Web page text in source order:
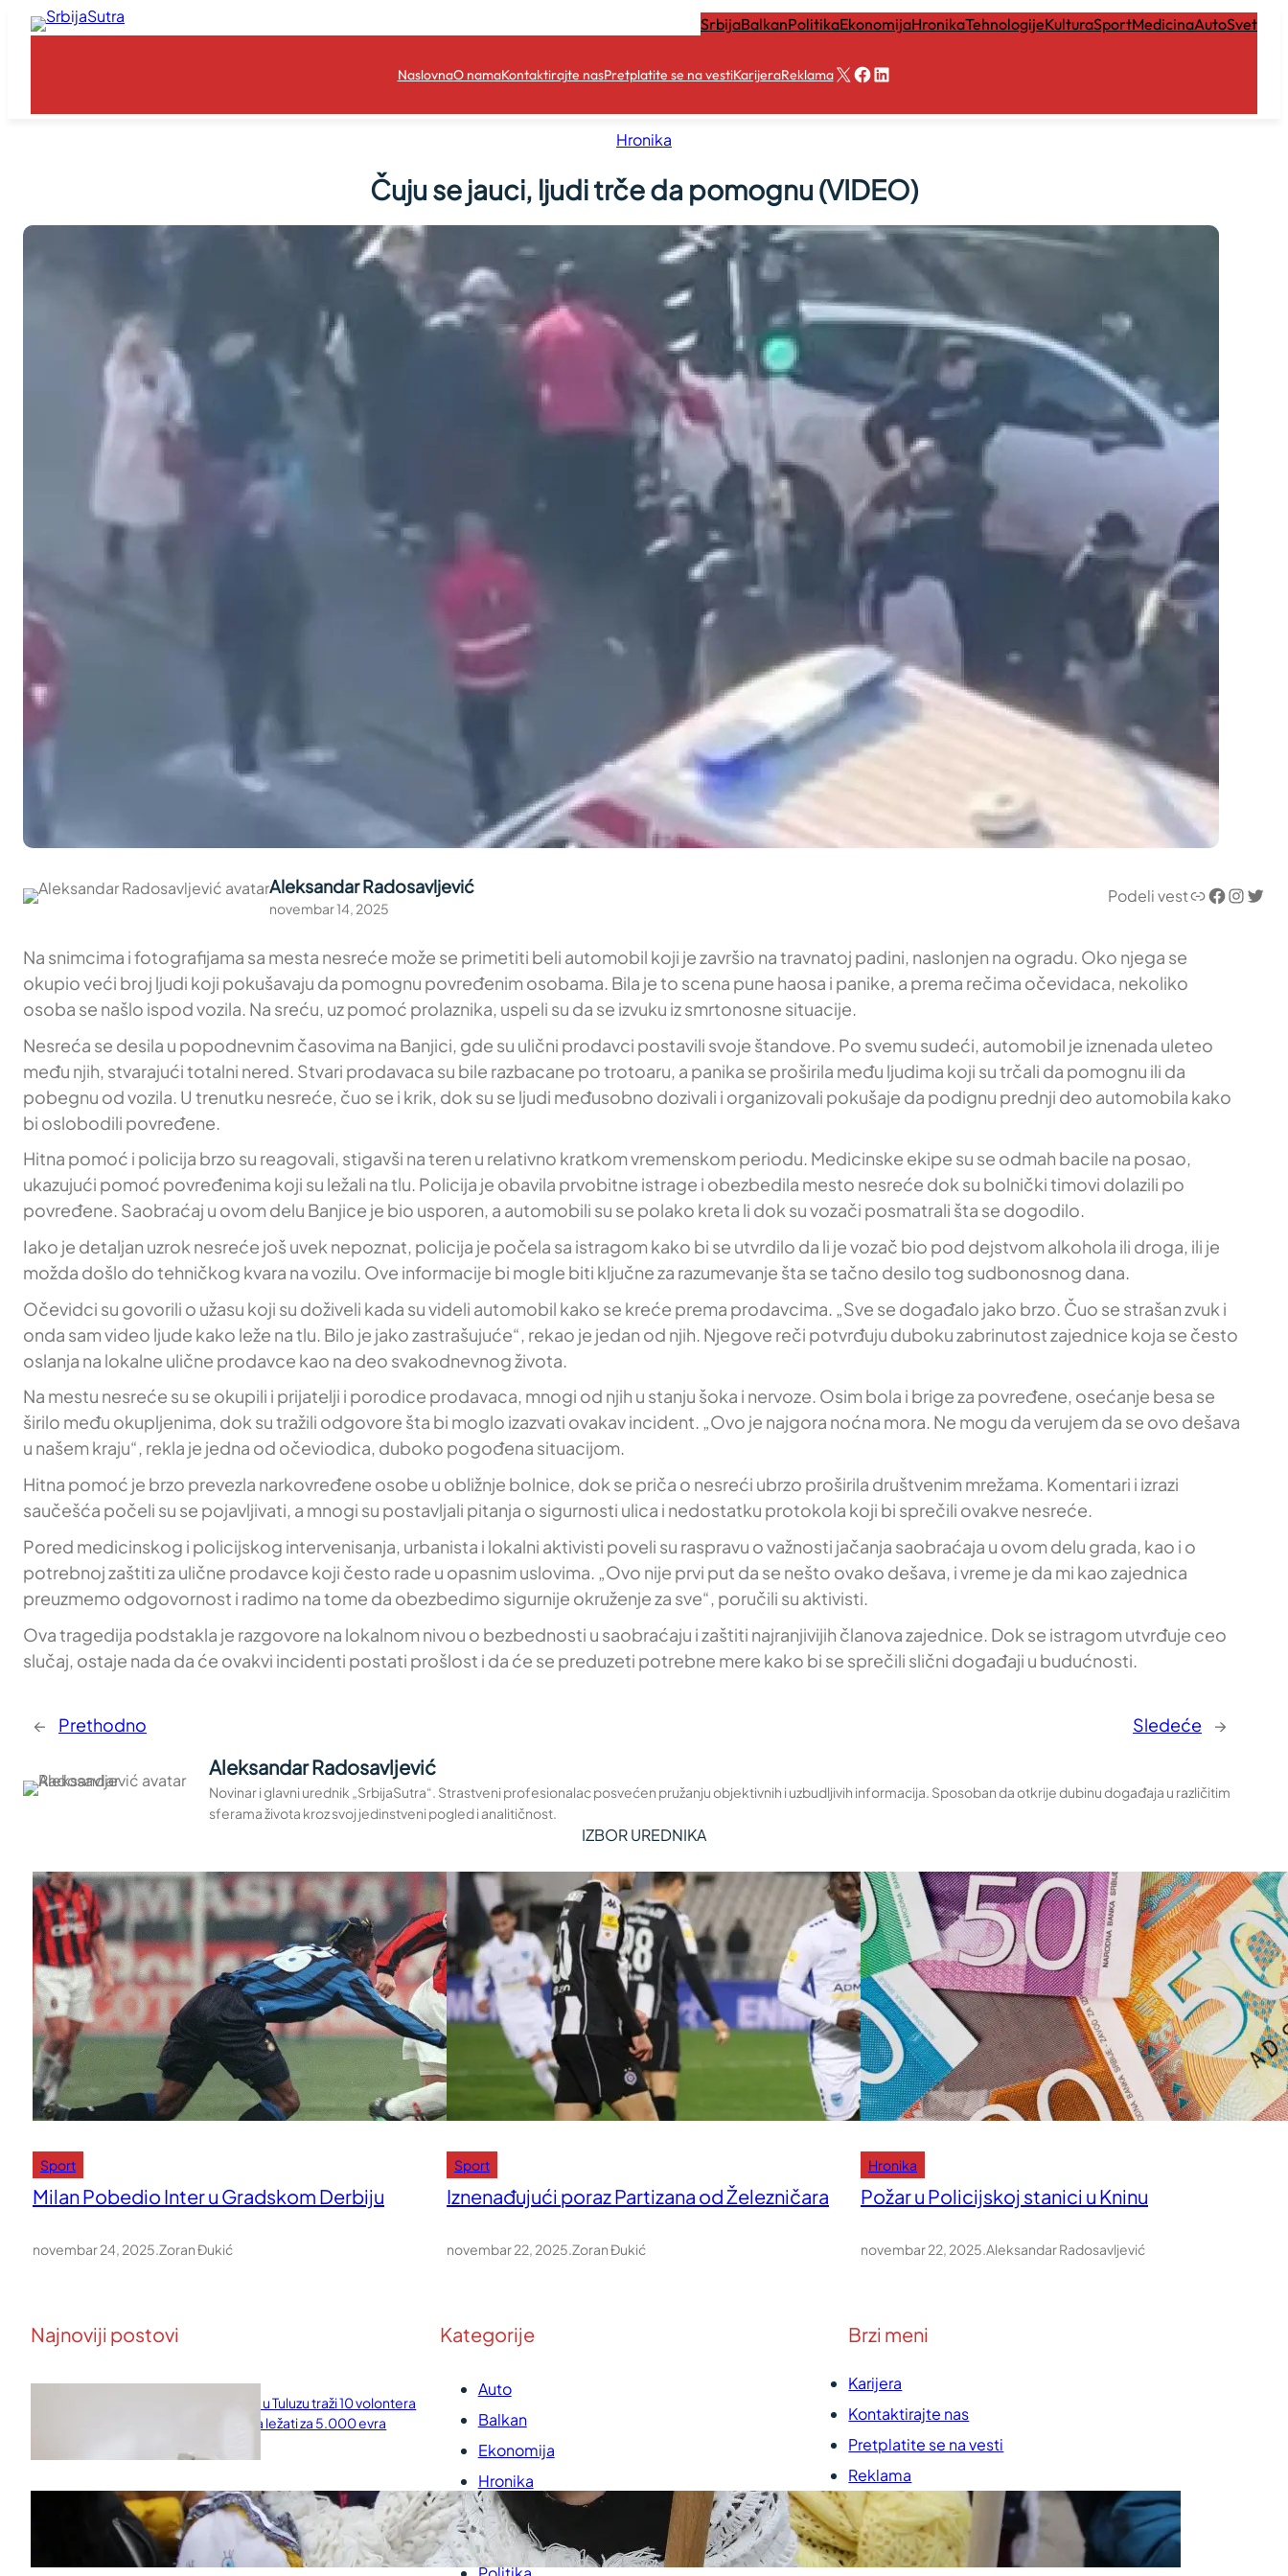
Skoči
SrbijaBalkanPolitikaEkonomijaHronikaTehnologijeKulturaSportMedicinaAutoSvet
NaslovnaO namaKontaktirajte nasPretplatite se na vestiKarijeraReklamaX Facebook
LinkedIn
Hronika
Čuju se jauci, ljudi trče da pomognu (VIDEO)
Aleksandar Radosavljević
novembar 14, 2025
Podeli vestLink Facebook InstagramTwitter
Na snimcima i fotografijama sa mesta nesreće može se primetiti beli automobil koji je završio na travnatoj padini, naslonjen na ogradu. Oko njega se
okupio veći broj ljudi koji pokušavaju da pomognu povređenim osobama. Bila je to scena pune haosa i panike, a prema rečima očevidaca, nekoliko
osoba se našlo ispod vozila. Na sreću, uz pomoć prolaznika, uspeli su da se izvuku iz smrtonosne situacije.
Nesreća se desila u popodnevnim časovima na Banjici, gde su ulični prodavci postavili svoje štandove. Po svemu sudeći, automobil je iznenada uleteo
među njih, stvarajući totalni nered. Stvari prodavaca su bile razbacane po trotoaru, a panika se proširila među ljudima koji su trčali da pomognu ili da
pobegnu od vozila. U trenutku nesreće, čuo se i krik, dok su se ljudi međusobno dozivali i organizovali pokušaje da podignu prednji deo automobila kako
bi oslobodili povređene.
Hitna pomoć i policija brzo su reagovali, stigavši na teren u relativno kratkom vremenskom periodu. Medicinske ekipe su se odmah bacile na posao,
ukazujući pomoć povređenima koji su ležali na tlu. Policija je obavila prvobitne istrage i obezbedila mesto nesreće dok su bolnički timovi dolazili po
povređene. Saobraćaj u ovom delu Banjice je bio usporen, a automobili su se polako kreta li dok su vozači posmatrali šta se dogodilo.
Iako je detaljan uzrok nesreće još uvek nepoznat, policija je počela sa istragom kako bi se utvrdilo da li je vozač bio pod dejstvom alkohola ili droga, ili je
možda došlo do tehničkog kvara na vozilu. Ove informacije bi mogle biti ključne za razumevanje šta se tačno desilo tog sudbonosnog dana.
Očevidci su govorili o užasu koji su doživeli kada su videli automobil kako se kreće prema prodavcima. „Sve se događalo jako brzo. Čuo se strašan zvuk i
onda sam video ljude kako leže na tlu. Bilo je jako zastrašujuće“, rekao je jedan od njih. Njegove reči potvrđuju duboku zabrinutost zajednice koja se često
oslanja na lokalne ulične prodavce kao na deo svakodnevnog života.
Na mestu nesreće su se okupili i prijatelji i porodice prodavaca, mnogi od njih u stanju šoka i nervoze. Osim bola i brige za povređene, osećanje besa se
širilo među okupljenima, dok su tražili odgovore šta bi moglo izazvati ovakav incident. „Ovo je najgora noćna mora. Ne mogu da verujem da se ovo dešava
u našem kraju“, rekla je jedna od očeviodica, duboko pogođena situacijom.
Hitna pomoć je brzo prevezla narkovređene osobe u obližnje bolnice, dok se priča o nesreći ubrzo proširila društvenim mrežama. Komentari i izrazi
saučešća počeli su se pojavljivati, a mnogi su postavljali pitanja o sigurnosti ulica i nedostatku protokola koji bi sprečili ovakve nesreće.
Pored medicinskog i policijskog intervenisanja, urbanista i lokalni aktivisti poveli su raspravu o važnosti jačanja saobraćaja u ovom delu grada, kao i o
potrebnoj zaštiti za ulične prodavce koji često rade u opasnim uslovima. „Ovo nije prvi put da se nešto ovako dešava, i vreme je da mi kao zajednica
preuzmemo odgovornost i radimo na tome da obezbedimo sigurnije okruženje za sve“, poručili su aktivisti.
Ova tragedija podstakla je razgovore na lokalnom nivou o bezbednosti u saobraćaju i zaštiti najranjivijih članova zajednice. Dok se istragom utvrđuje ceo
slučaj, ostaje nada da će ovakvi incidenti postati prošlost i da će se preduzeti potrebne mere kako bi se sprečili slični događaji u budućnosti.
← Prethodno Sledeće →
Aleksandar Radosavljević
Novinar i glavni urednik „SrbijaSutra“. Strastveni profesionalac posvećen pružanju objektivnih i uzbudljivih informacija. Sposoban da otkrije dubinu događaja u različitim
sferama života kroz svoj jedinstveni pogled i analitičnost.
IZBOR UREDNIKA
Sport
Milan Pobedio Inter u Gradskom Derbiju
novembar 24, 2025 Zoran Đukić
Sport
Iznenađujući poraz Partizana od Železničara
novembar 22, 2025 Zoran Đukić
Hronika
Požar u Policijskoj stanici u Kninu
novembar 22, 2025 Aleksandar Radosavljević
Najnoviji postovi
Naučni institut u Tuluzu traži 10 volontera
koji će 10 dana ležati za 5.000 evra
Saveti za Zdrav Božićni Post 2025
novembar 28, 2025
Kategorije
Auto
Balkan
Ekonomija
Hronika
Kultura
Medicina
Brzi meni
Karijera
Kontaktirajte nas
Pretplatite se na vesti
Reklama
Urednička politika
Pravila korišćenja